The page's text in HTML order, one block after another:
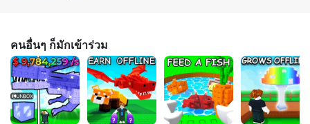
คนอื่นๆ ก็มักเข้าร่วม